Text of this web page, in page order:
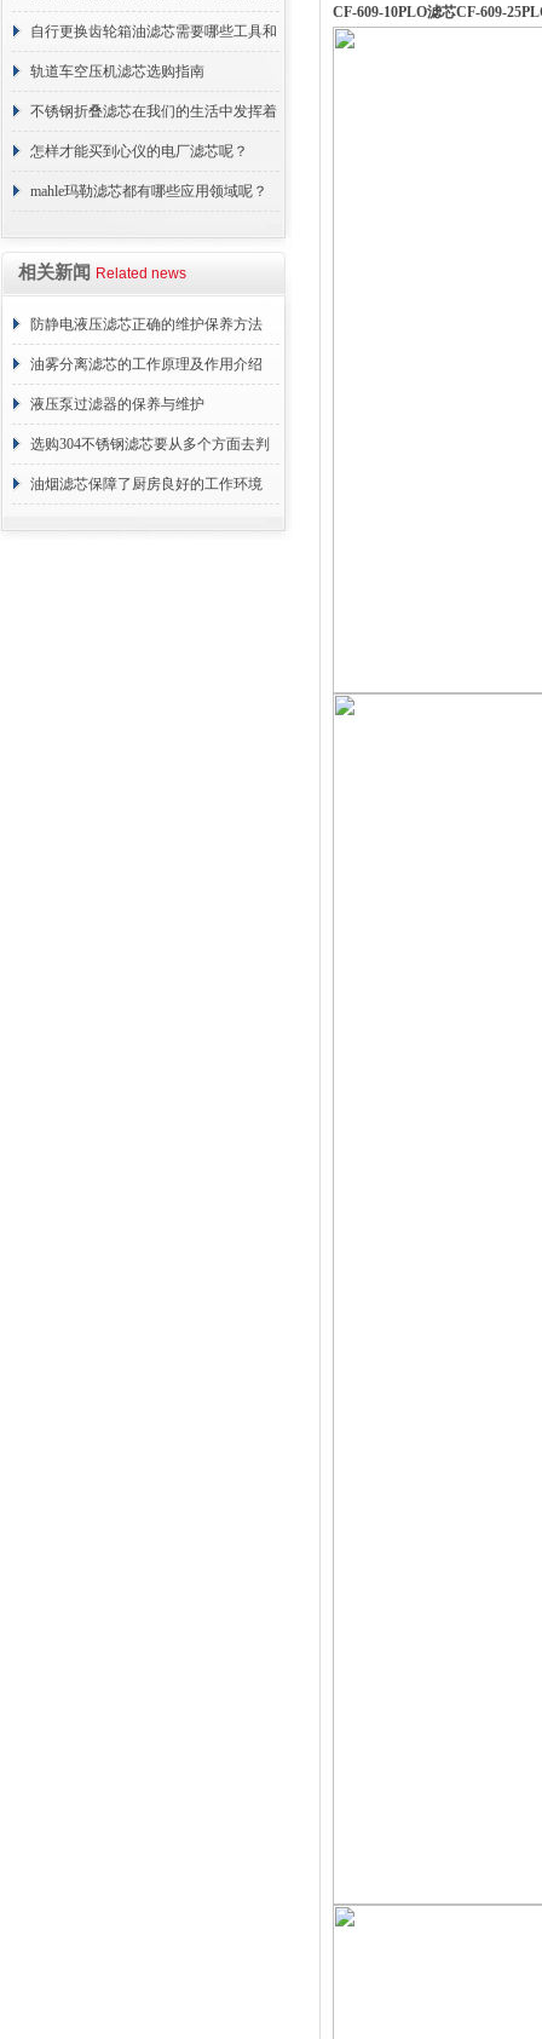
合到整体成型
自行更换齿轮箱油滤芯需要哪些工具和
材料？
轨道车空压机滤芯选购指南
不锈钢折叠滤芯在我们的生活中发挥着
哪些作用呢？
怎样才能买到心仪的电厂滤芯呢？
mahle玛勒滤芯都有哪些应用领域呢？
相关新闻 Related news
防静电液压滤芯正确的维护保养方法
油雾分离滤芯的工作原理及作用介绍
液压泵过滤器的保养与维护
选购304不锈钢滤芯要从多个方面去判
断
油烟滤芯保障了厨房良好的工作环境
CF-609-10PLO滤芯CF-609-